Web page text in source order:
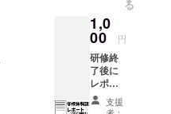
せてい
ただき
ます。
送付は
2020年
4月～5
月のう
ち1回の
る
1,0
00 円
研修終
了後に
レポー
トをま
とめる
支援